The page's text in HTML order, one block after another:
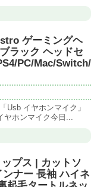
ゲーミングヘ
ラック ヘッドセ
PC/Mac/Switch/
Usb イヤホンマイク」
ホンマイク今日...
プス | カットソ
ナー 長袖 ハイネ